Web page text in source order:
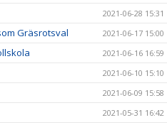
2021-06-28 15:31
Gräsrotsval 2021-06-17 15:00
2021-06-16 16:59
2021-06-10 15:10
2021-06-09 15:58
2021-05-31 16:42